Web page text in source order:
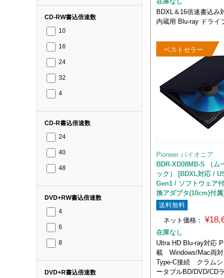
CD-RW書込倍速数
10
16
24
32
4
CD-R書込倍速数
24
40
48
DVD+RW書込倍速数
4
6
8
DVD+R書込倍速数
BDXL＆16倍速書込み
内蔵用 Blu-ray ドライ
ベストセラー
Pioneer パイオニア
BDR-XD08MB-S （ム
ック） [BDXL対応 /
Gen1 / ソフトウェア
換アダプタ(10cm)付属]
送料無料
ネット価格：
在庫なし
Ultra HD Blu-ray対応
載 Windows/Mac両
Type-C接続 クラムシ
ータブルBD/DVD/CD